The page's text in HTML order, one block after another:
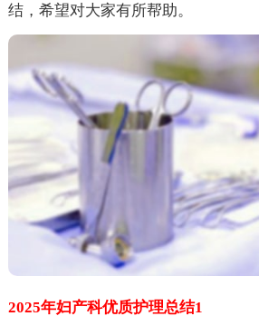
结，希望对大家有所帮助。
2025年妇产科优质护理总结1